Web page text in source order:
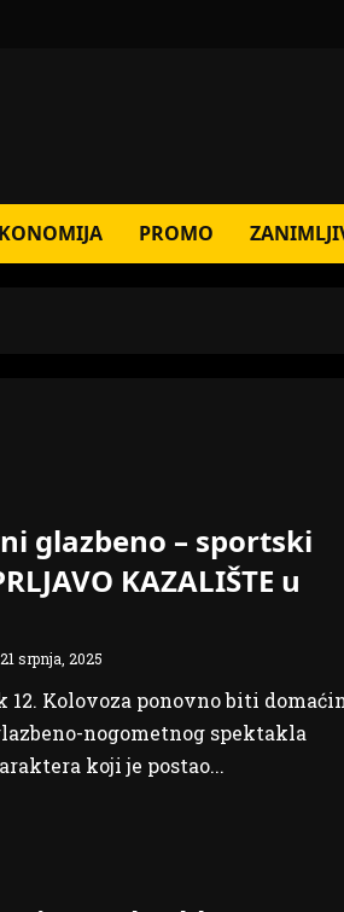
PROMO
glazbeno – sportski
KAZALIŠTE u
21 srpnja, 2025
12. Kolovoza ponovno biti
nogometnog spektakla
koji je postao...